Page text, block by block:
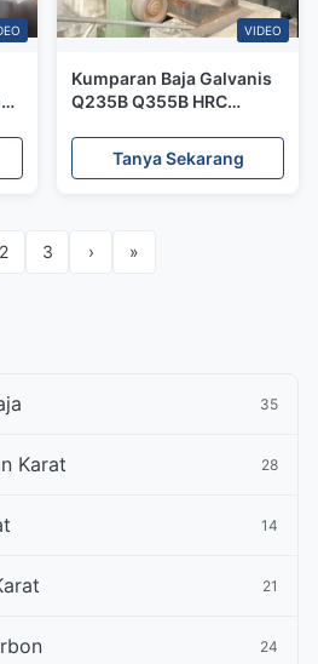
VIDEO
Kumparan Baja Galvanis
Q235B Q355B HRC
S235JR S355JR Untuk
Konstruksi
Tanya Sekarang
2 3 › »
35
Karat 28
14
21
24